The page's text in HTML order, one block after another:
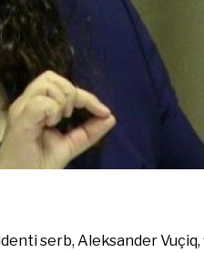
serb, Aleksander